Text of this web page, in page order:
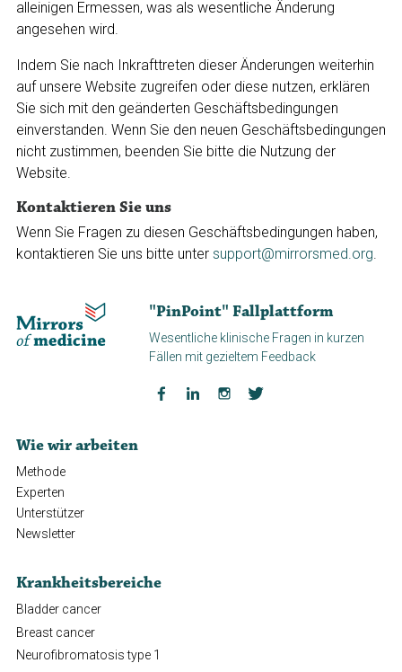
alleinigen Ermessen, was als wesentliche Änderung
angesehen wird.
Indem Sie nach Inkrafttreten dieser Änderungen weiterhin
auf unsere Website zugreifen oder diese nutzen, erklären
Sie sich mit den geänderten Geschäftsbedingungen
einverstanden. Wenn Sie den neuen Geschäftsbedingungen
nicht zustimmen, beenden Sie bitte die Nutzung der
Website.
Kontaktieren Sie uns
Wenn Sie Fragen zu diesen Geschäftsbedingungen haben,
kontaktieren Sie uns bitte unter support@mirrorsmed.org
"PinPoint" Fallplattform
Wesentliche klinische Fragen in kurzen
Fällen mit gezieltem Feedback
Wie wir arbeiten
Methode
Experten
Unterstützer
Newsletter
Krankheitsbereiche
Bladder cancer
Breast cancer
Neurofibromatosis type 1